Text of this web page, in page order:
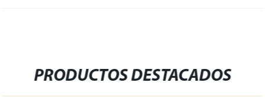
PRODUCTOS DESTACADOS